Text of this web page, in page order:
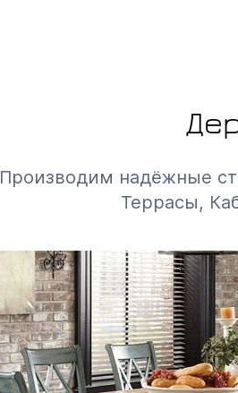
Производим надёжные
Террасы,